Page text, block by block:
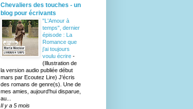
Chevaliers des touches - un
blog pour écrivants
"L'Amour à
temps", dernier
épisode : La
Romance que
j'ai toujours
voulu écrire -
(Illustration de
la version audio publiée début
mars par Ecoutez Lire) J'écris
des romans de genre(s). Une de
mes amies, aujourd'hui disparue,
au...
Il y a 5 mois